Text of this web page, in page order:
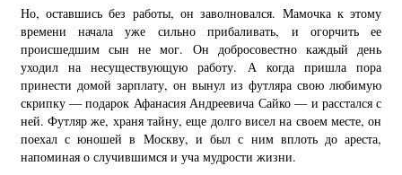
Но, оставшись без работы, он заволновался. Мамочка к этому
времени начала уже сильно прибаливать, и огорчить ее
происшедшим сын не мог. Он добросовестно каждый день
уходил на несуществующую работу. А когда пришла пора
принести домой зарплату, он вынул из футляра свою любимую
скрипку — подарок Афанасия Андреевича Сайко — и расстался с
ней. Футляр же, храня тайну, еще долго висел на своем месте, он
поехал с юношей в Москву, и был с ним вплоть до ареста,
напоминая о случившимся и уча мудрости жизни.